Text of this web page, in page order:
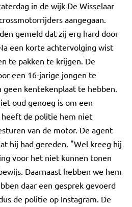
in de wijk De Wisselaar
aangegaan.
gemeld dat zij erg hard door
een korte achtervolging wist
te pakken te krijgen. De
een 16-jarige jongen te
kentekenplaat te hebben.
oud genoeg is om een
de politie hem niet
van de motor. De agent
hij had gereden. "Wel kreeg hij
voor het niet kunnen tonen
Daarnaast hebben we hem
daar een gesprek gevoerd
de politie op Instagram. De